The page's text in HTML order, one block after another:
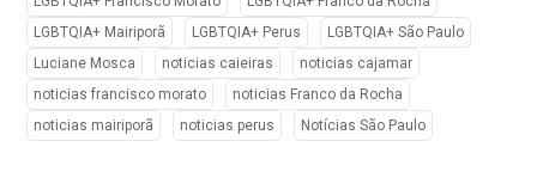
LGBTQIA+ Mairiporã
LGBTQIA+ Perus
LGBTQIA+ São Paulo
Luciane Mosca
noticias caieiras
noticias cajamar
noticias francisco morato
noticias Franco da Rocha
noticias mairiporã
noticias perus Notícias São Paulo